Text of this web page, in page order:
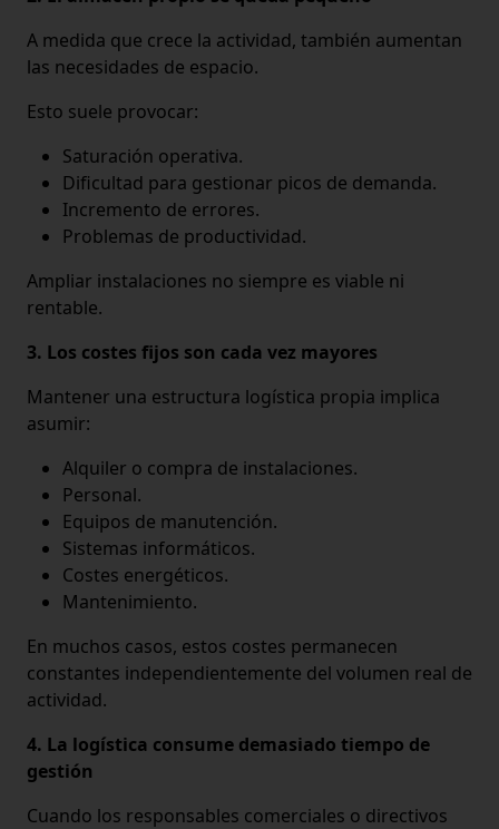
A medida que crece la actividad, también aumentan
las necesidades de espacio.
Esto suele provocar:
Saturación operativa.
Dificultad para gestionar picos de demanda.
Incremento de errores.
Problemas de productividad.
Ampliar instalaciones no siempre es viable ni
rentable.
3. Los costes fijos son cada vez mayores
Mantener una estructura logística propia implica
asumir:
Alquiler o compra de instalaciones.
Personal.
Equipos de manutención.
Sistemas informáticos.
Costes energéticos.
Mantenimiento.
En muchos casos, estos costes permanecen
constantes independientemente del volumen real de
actividad.
4. La logística consume demasiado tiempo de
gestión
Cuando los responsables comerciales o directivos